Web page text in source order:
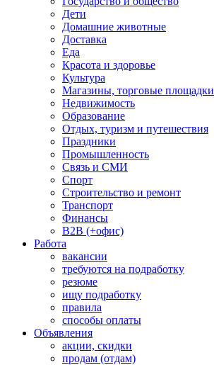
Дети
Домашние животные
Доставка
Еда
Красота и здоровье
Культура
Магазины, торговые площадки
Недвижимость
Образование
Отдых, туризм и путешествия
Праздники
Промышленность
Связь и СМИ
Спорт
Строительство и ремонт
Транспорт
Финансы
B2B (+офис)
Работа
вакансии
требуются на подработку
резюме
ищу подработку
правила
способы оплаты
Объявления
акции, скидки
продам (отдам)